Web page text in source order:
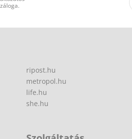
ripost.hu
metropol.hu
life.hu
she.hu